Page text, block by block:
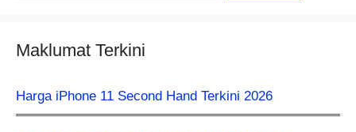
Maklumat Terkini
Harga iPhone 11 Second Hand Terkini 2026